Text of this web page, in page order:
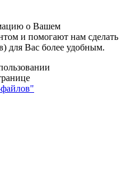
о Вашем
и помогают нам сделать
для Вас более удобным.